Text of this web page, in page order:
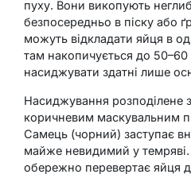
пуху. Вони викопують
безпосередньо в піску або
можуть відкладати яйця в
там накопичується до
насиджувати здатні лише
Насиджування розподілене
коричневим маскувальним
Самець (чорний) заступає
майже невидимий у темряві.
обережно перевертає яйця